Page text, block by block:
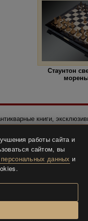
Стаунтон
книги,
работы сайта и
сайтом, вы
данных и